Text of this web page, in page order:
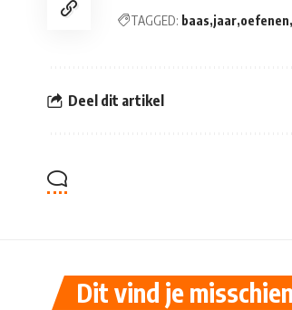
TAGGED: baas jaar oefenen
Deel dit artikel
Dit vind je